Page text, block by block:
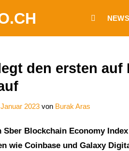
NEWS
den ersten
2023 von Burak Aras
Sber Blockchain Economy
wie Coinbase und Galaxy